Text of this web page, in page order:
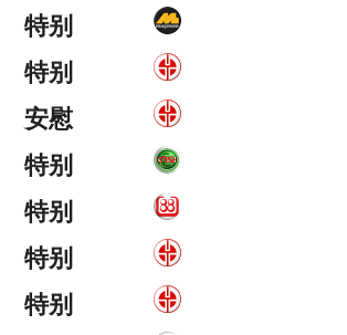
特别
特别
安慰
特别
特别
特别
特别